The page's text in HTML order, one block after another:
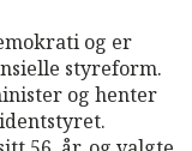
og er
styreform.
og henter